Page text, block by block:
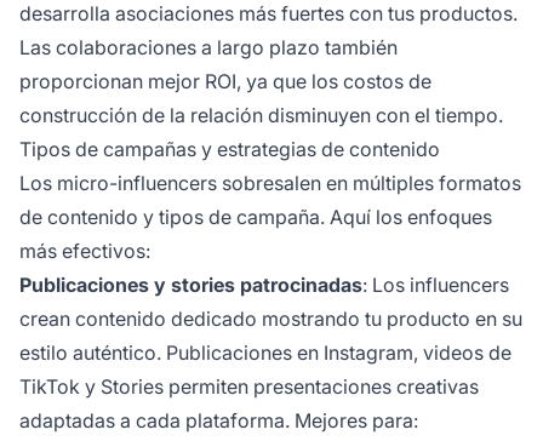
desarrolla asociaciones más fuertes con tus productos.
Las colaboraciones a largo plazo también
proporcionan mejor ROI, ya que los costos de
construcción de la relación disminuyen con el tiempo.
Tipos de campañas y estrategias de contenido
Los micro-influencers sobresalen en múltiples formatos
de contenido y tipos de campaña. Aquí los enfoques
más efectivos:
Publicaciones y stories patrocinadas: Los influencers
crean contenido dedicado mostrando tu producto en su
estilo auténtico. Publicaciones en Instagram, videos de
TikTok y Stories permiten presentaciones creativas
adaptadas a cada plataforma. Mejores para: